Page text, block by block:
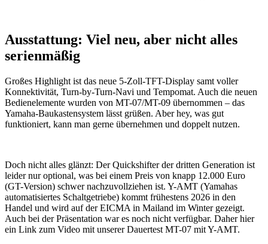
Ausstattung: Viel neu, aber nicht alles
serienmäßig
Großes Highlight ist das neue 5-Zoll-TFT-Display samt voller
Konnektivität, Turn-by-Turn-Navi und Tempomat. Auch die neuen
Bedienelemente wurden von MT-07/MT-09 übernommen – das
Yamaha-Baukastensystem lässt grüßen. Aber hey, was gut
funktioniert, kann man gerne übernehmen und doppelt nutzen.
Doch nicht alles glänzt: Der Quickshifter der dritten Generation ist
leider nur optional, was bei einem Preis von knapp 12.000 Euro
(GT-Version) schwer nachzuvollziehen ist. Y-AMT (Yamahas
automatisiertes Schaltgetriebe) kommt frühestens 2026 in den
Handel und wird auf der EICMA in Mailand im Winter gezeigt.
Auch bei der Präsentation war es noch nicht verfügbar. Daher hier
ein Link zum Video mit unserer Dauertest MT-07 mit Y-AMT.